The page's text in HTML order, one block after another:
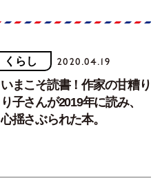
くらし 2020.04.19
いまこそ読書！作家の甘糟り
り子さんが2019年に読み、
心揺さぶられた本。